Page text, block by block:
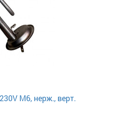
М6, нерж., верт.